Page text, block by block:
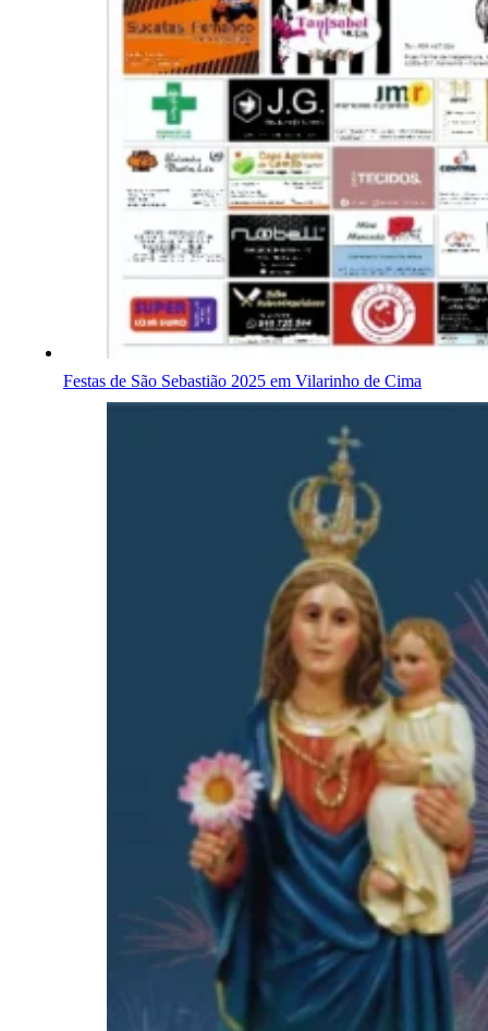
Festas de São Sebastião 2025 em Vilarinho de Cima